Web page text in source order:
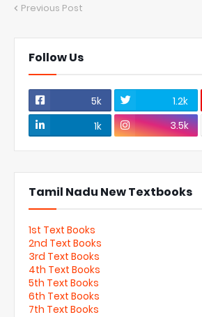
Previous Post
Follow Us
5k 1.2k
1k
3.5k
Tamil Nadu New Textbooks
1st Text Books
2nd Text Books
3rd Text Books
4th Text Books
5th Text Books
6th Text Books
7th Text Books